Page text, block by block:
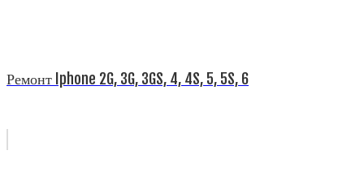
Ремонт Iphone 2G, 3G, 3GS, 4, 4S, 5, 5S, 6